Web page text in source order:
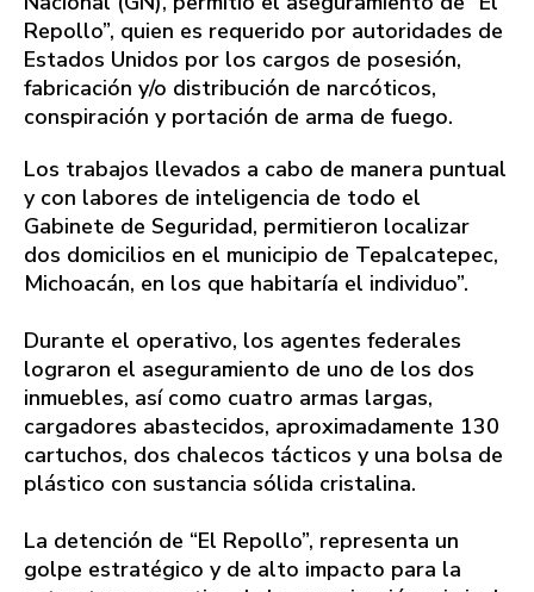
Repollo”, quien es requerido por autoridades de
Estados Unidos por los cargos de posesión,
fabricación y/o distribución de narcóticos,
conspiración y portación de arma de fuego.
Los trabajos llevados a cabo de manera puntual
y con labores de inteligencia de todo el
Gabinete de Seguridad, permitieron localizar
dos domicilios en el municipio de Tepalcatepec,
Michoacán, en los que habitaría el individuo”.
Durante el operativo, los agentes federales
lograron el aseguramiento de uno de los dos
inmuebles, así como cuatro armas largas,
cargadores abastecidos, aproximadamente 130
cartuchos, dos chalecos tácticos y una bolsa de
plástico con sustancia sólida cristalina.
La detención de “El Repollo”, representa un
golpe estratégico y de alto impacto para la